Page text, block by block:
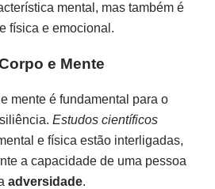
mental, mas também é
física e emocional.
e Mente
mente é fundamental para o
Estudos científicos
e física estão interligadas,
a capacidade de uma pessoa
adversidade.